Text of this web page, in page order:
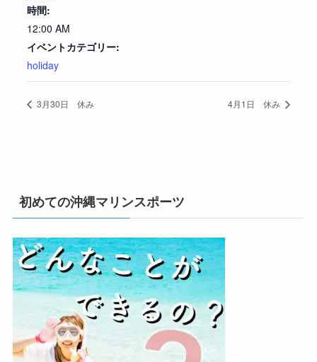
時間:
12:00 AM
イベントカテゴリー:
holiday
3月30日 休み 4月1日 休み
初めての沖縄マリンスポーツ